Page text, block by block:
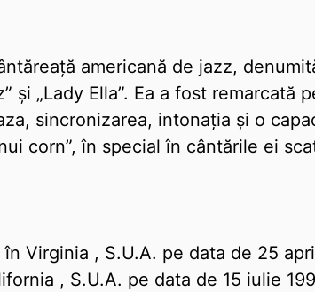
americană de jazz,
și „Lady Ella”. Ea a fost remarcată
sincronizarea, intonația și o
corn”, în special în cântările ei
Virginia , S.U.A. pe data de 25
, S.U.A. pe data de 15 iulie